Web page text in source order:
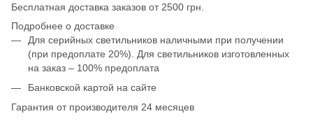
Бесплатная доставка заказов от 2500 грн.
Подробнее о доставке
Для серийных светильников наличными при получении
(при предоплате 20%). Для светильников изготовленных
на заказ – 100% предоплата
Банковской картой на сайте
Гарантия от производителя 24 месяцев